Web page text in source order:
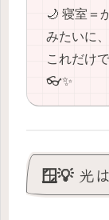
🌙 寝室＝
みたいに
これだけ
👓✨
🪟💡 光